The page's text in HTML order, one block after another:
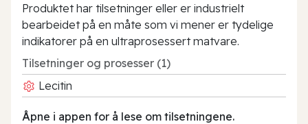
Produktet har tilsetninger eller er industrielt
bearbeidet på en måte som vi mener er tydelige
indikatorer på en ultraprosessert matvare.
Tilsetninger og prosesser (1)
Lecitin
Åpne i appen for å lese om tilsetningene.